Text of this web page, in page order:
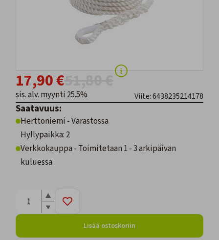
17,90 €
sis. alv. myynti 25.5% Viite: 6438235214178
Saatavuus:
Herttoniemi - Varastossa
Hyllypaikka: 2
Verkkokauppa - Toimitetaan 1 - 3 arkipäivän
kuluessa
Lisää ostoskoriin